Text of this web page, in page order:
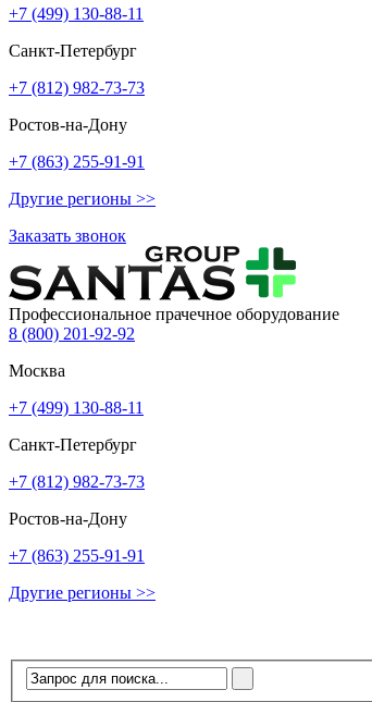
+7 (499) 130-88-11
Санкт-Петербург
+7 (812) 982-73-73
Ростов-на-Дону
+7 (863) 255-91-91
Другие регионы >>
Заказать звонок
Профессиональное прачечное оборудование
8 (800) 201-92-92
Москва
+7 (499) 130-88-11
Санкт-Петербург
+7 (812) 982-73-73
Ростов-на-Дону
+7 (863) 255-91-91
Другие регионы >>